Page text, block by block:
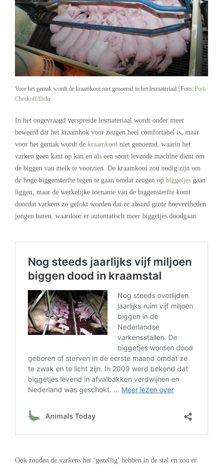
Voor het gemak wordt de kraamkooi niet genoemd in het lesmateriaal | Foto: Pork
Checkoff/flickr
In het ongevraagd verspreide lesmateriaal wordt onder meer
beweerd dat het kraamhok voor zeugen heel comfortabel is, maar
voor het gemak wordt de kraamkooi niet genoemd, waarin het
varken geen kant op kan en als een soort levende machine dient om
de biggen van melk te voorzien. De kraamkooi zou nodig zijn om
de hoge biggensterfte tegen te gaan omdat zeugen op biggetjes gaan
liggen, maar de werkelijke toename van de biggensterfte komt
doordat varkens zo gefokt worden dat ze absurd grote hoeveelheden
jongen baren, waardoor er automatisch meer biggetjes doodgaan.
Ook zouden de varkens het ‘gezellig’ hebben in de stal en zou er